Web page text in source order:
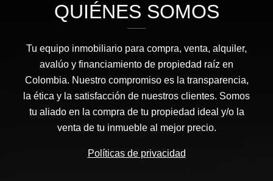
QUIÉNES SOMOS
Tu equipo inmobiliario para compra, venta, alquiler,
avalúo y financiamiento de propiedad raíz en
Colombia. Nuestro compromiso es la transparencia,
la ética y la satisfacción de nuestros clientes. Somos
tu aliado en la compra de tu propiedad ideal y/o la
venta de tu inmueble al mejor precio.
Políticas de privacidad